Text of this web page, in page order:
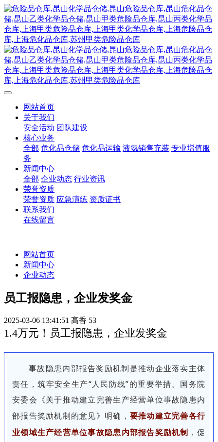
网站首页
关于我们
安全活动 团队建设
核心业务
全部 危化品仓储 危化品运输 液氨销售充装 专业增值服
务
新闻中心
全部 企业动态 行业资讯
荣誉资质
荣誉资质 应急演练 资质证书
联系我们
在线留言
网站首页
新闻中心
企业动态
员工报隐患，企业发奖金
2025-03-06 13:41:51 高香 53
1.4万元！员工报隐患，企业发奖金
事故隐患内部报告奖励机制是推动企业落实主体
责任，筑牢安全生产“人民防线”的重要举措。国务院
安委会《关于推动建立完善生产经营单位事故隐患内
部报告奖励机制的意见》明确， 要推动建立完善各行
业领域生产经营单位事故隐患内部报告奖励机制 ，促